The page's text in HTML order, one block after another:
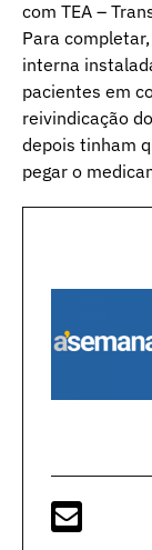
com TEA –
Para
interna
pacientes em
reivindicação
depois tinham
pegar o